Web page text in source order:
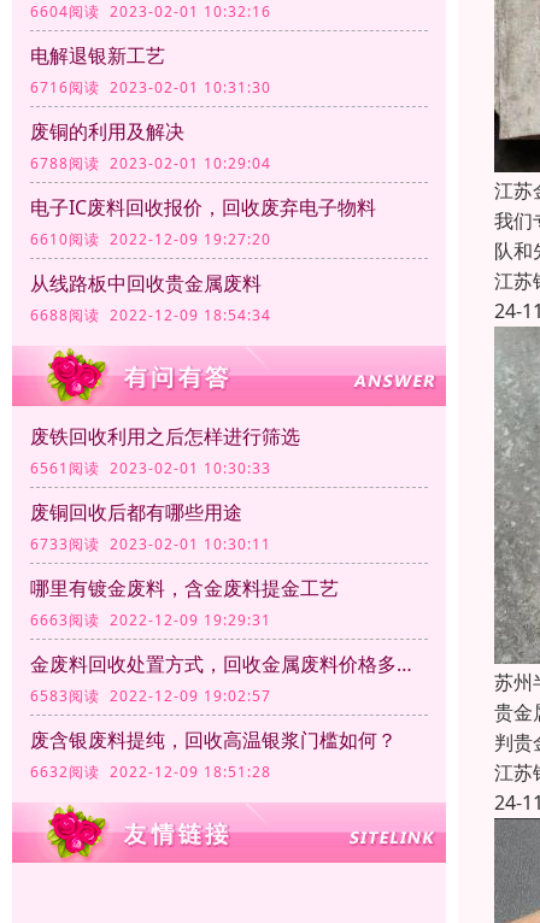
6604阅读 2023-02-01 10:32:16
电解退银新工艺
6716阅读 2023-02-01 10:31:30
废铜的利用及解决
6788阅读 2023-02-01 10:29:04
电子IC废料回收报价，回收废弃电子物料
6610阅读 2022-12-09 19:27:20
从线路板中回收贵金属废料
6688阅读 2022-12-09 18:54:34
废铁回收利用之后怎样进行筛选
6561阅读 2023-02-01 10:30:33
废铜回收后都有哪些用途
6733阅读 2023-02-01 10:30:11
哪里有镀金废料，含金废料提金工艺
6663阅读 2022-12-09 19:29:31
金废料回收处置方式，回收金属废料价格多少钱一公斤？
6583阅读 2022-12-09 19:02:57
废含银废料提纯，回收高温银浆门槛如何？
6632阅读 2022-12-09 18:51:28
江苏
我们
队和
江苏
24-
苏州
贵金
判贵
江苏
24-